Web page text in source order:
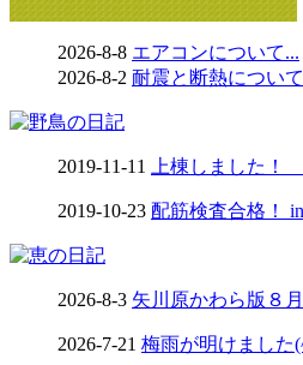
2026-8-8 エアコンについて...
2026-8-2 耐震と断熱につい
2019-11-11 上棟しました！
2019-10-23 配筋検査合格！
2026-8-3 矢川原かわら版８
2026-7-21 梅雨が明けました